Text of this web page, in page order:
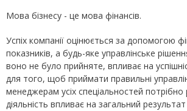
Мова бізнесу - це мова фінансів.
Успіх компанії оцінюється за допомогою
показників, а будь-яке управлінське
воно не було прийняте, впливає на
для того, щоб приймати правильні
менеджерам усіх спеціальностей потрібно
діяльність впливає на загальний результат